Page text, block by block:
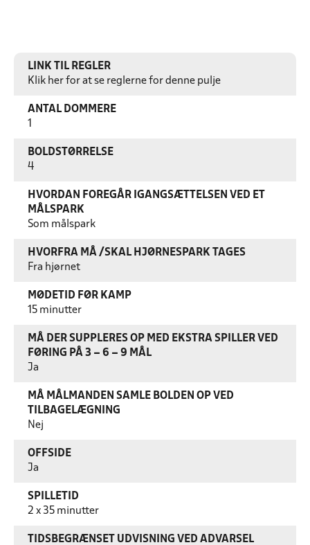
LINK TIL REGLER
Klik her for at se reglerne for denne pulje
ANTAL DOMMERE
BOLDSTØRRELSE
4
HVORDAN FOREGÅR IGANGSÆTTELSEN VED ET
MÅLSPARK
Som målspark
HVORFRA MÅ /SKAL HJØRNESPARK TAGES
Fra hjørnet
MØDETID FØR KAMP
15 minutter
MÅ DER SUPPLERES OP MED EKSTRA SPILLER VED
FØRING PÅ 3 – 6 – 9 MÅL
Ja
MÅ MÅLMANDEN SAMLE BOLDEN OP VED
TILBAGELÆGNING
Nej
OFFSIDE
Ja
SPILLETID
2 x 35 minutter
TIDSBEGRÆNSET UDVISNING VED ADVARSEL